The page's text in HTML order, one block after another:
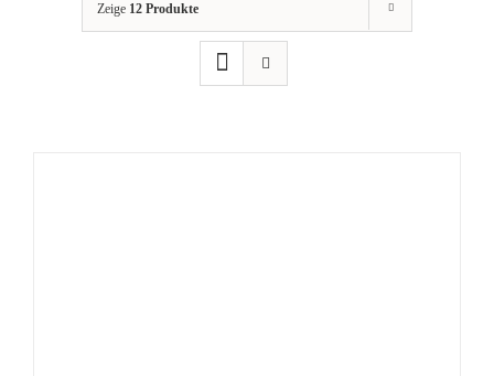
Zeige 12 Produkte